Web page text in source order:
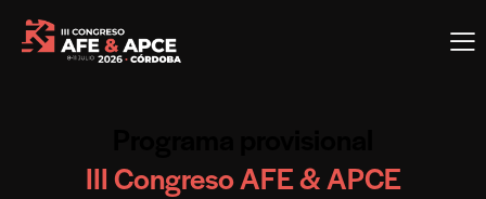
III Congreso AFE & APCE